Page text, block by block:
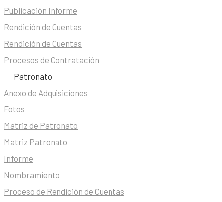
Publicación Informe
Rendición de Cuentas
Rendición de Cuentas
Procesos de Contratación
Patronato
Anexo de Adquisiciones
Fotos
Matriz de Patronato
Matriz Patronato
Informe
Nombramiento
Proceso de Rendición de Cuentas